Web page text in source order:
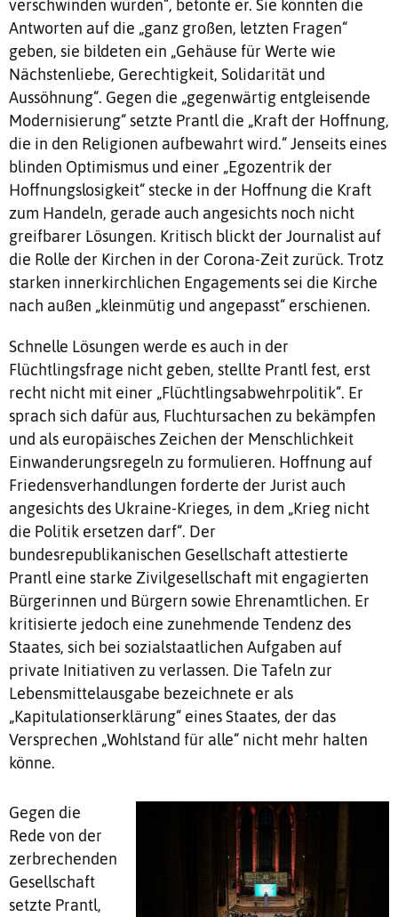
verschwinden würden“, betonte er. Sie könnten die
Antworten auf die „ganz großen, letzten Fragen“
geben, sie bildeten ein „Gehäuse für Werte wie
Nächstenliebe, Gerechtigkeit, Solidarität und
Aussöhnung“. Gegen die „gegenwärtig entgleisende
Modernisierung“ setzte Prantl die „Kraft der Hoffnung,
die in den Religionen aufbewahrt wird.“ Jenseits eines
blinden Optimismus und einer „Egozentrik der
Hoffnungslosigkeit“ stecke in der Hoffnung die Kraft
zum Handeln, gerade auch angesichts noch nicht
greifbarer Lösungen. Kritisch blickt der Journalist auf
die Rolle der Kirchen in der Corona-Zeit zurück. Trotz
starken innerkirchlichen Engagements sei die Kirche
nach außen „kleinmütig und angepasst“ erschienen.
Schnelle Lösungen werde es auch in der
Flüchtlingsfrage nicht geben, stellte Prantl fest, erst
recht nicht mit einer „Flüchtlingsabwehrpolitik“. Er
sprach sich dafür aus, Fluchtursachen zu bekämpfen
und als europäisches Zeichen der Menschlichkeit
Einwanderungsregeln zu formulieren. Hoffnung auf
Friedensverhandlungen forderte der Jurist auch
angesichts des Ukraine-Krieges, in dem „Krieg nicht
die Politik ersetzen darf“. Der
bundesrepublikanischen Gesellschaft attestierte
Prantl eine starke Zivilgesellschaft mit engagierten
Bürgerinnen und Bürgern sowie Ehrenamtlichen. Er
kritisierte jedoch eine zunehmende Tendenz des
Staates, sich bei sozialstaatlichen Aufgaben auf
private Initiativen zu verlassen. Die Tafeln zur
Lebensmittelausgabe bezeichnete er als
„Kapitulationserklärung“ eines Staates, der das
Versprechen „Wohlstand für alle“ nicht mehr halten
könne.
Gegen die
Rede von der
zerbrechenden
Gesellschaft
setzte Prantl,